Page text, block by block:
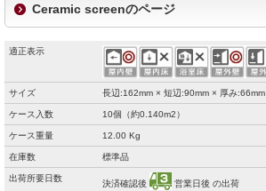
Ceramic screenのページ
適正表示
サイズ 長辺:162mm × 短辺:90mm × 厚み:66mm
ケース入数 10個（約0.140m2）
ケース重量 12.00 Kg
在庫数 標準品
出荷所要日数
決済確認後 営業日後 の出荷